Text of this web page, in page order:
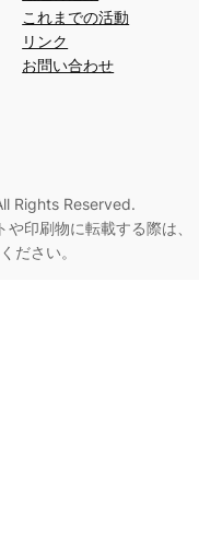
これまでの活動
リンク
お問い合わせ
Rights Reserved.
印刷物に転載する際は、
ださい。